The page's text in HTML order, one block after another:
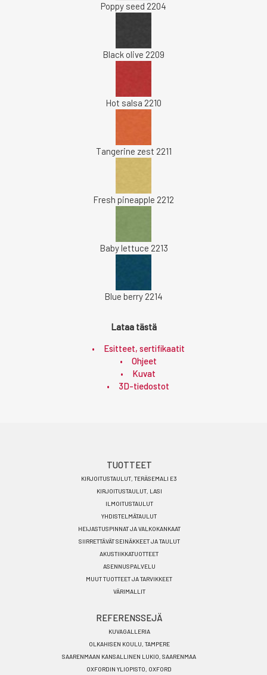
Poppy seed 2204
Black olive 2209
Hot salsa 2210
Tangerine zest 2211
Fresh pineapple 2212
Baby lettuce 2213
Blue berry 2214
Lataa tästä
Esitteet, sertifikaatit
Ohjeet
Kuvat
3D-tiedostot
TUOTTEET
KIRJOITUSTAULUT, TERÄSEMALI E3
KIRJOITUSTAULUT, LASI
ILMOITUSTAULUT
YHDISTELMÄTAULUT
HEIJASTUSPINNAT JA VALKOKANKAAT
SIIRRETTÄVÄT SEINÄKKEET JA TAULUT
AKUSTIIKKATUOTTEET
ASENNUSPALVELU
MUUT TUOTTEET JA TARVIKKEET
VÄRIMALLIT
REFERENSSEJÄ
KUVAGALLERIA
OLKAHISEN KOULU, TAMPERE
SAARENMAAN KANSALLINEN LUKIO, SAARENMAA
OXFORDIN YLIOPISTO, OXFORD